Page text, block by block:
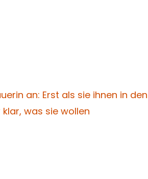
an: Erst als sie ihnen in den
was sie wollen